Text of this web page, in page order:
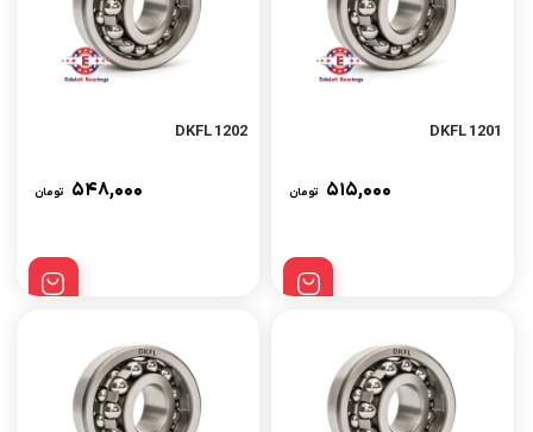
1201 DKFL
۵۱۵,۰۰۰ تومان
1202 DKFL
۵۴۸,۰۰۰ تومان